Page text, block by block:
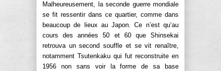
Malheureusement, la seconde guerre mondiale
se fit ressentir dans ce quartier, comme dans
beaucoup de lieux au Japon. Ce n’est qu’au
cours des années 50 et 60 que Shinsekai
retrouva un second souffle et se vit renaître,
notamment Tsutenkaku qui fut reconstruite en
1956 non sans voir la forme de sa base